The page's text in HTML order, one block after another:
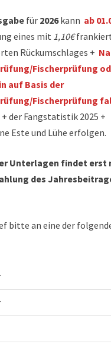
für 2026kann ab
eines mit 1,10€
Rückumschlages +
Fischerprüfung
auf Basis der
Fischerprüfung
+ der Fangstatistik 2025 +
Este und Lühe erfolgen.
Unterlagen findet erst
des
bitte an eine der